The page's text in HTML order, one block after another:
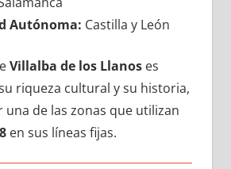
Autónoma: Castilla у León
Villalba dе los Llanoses
riqueza cultural у su historia,
una dе las zonas quе utilizan
en sus líneas fijas.